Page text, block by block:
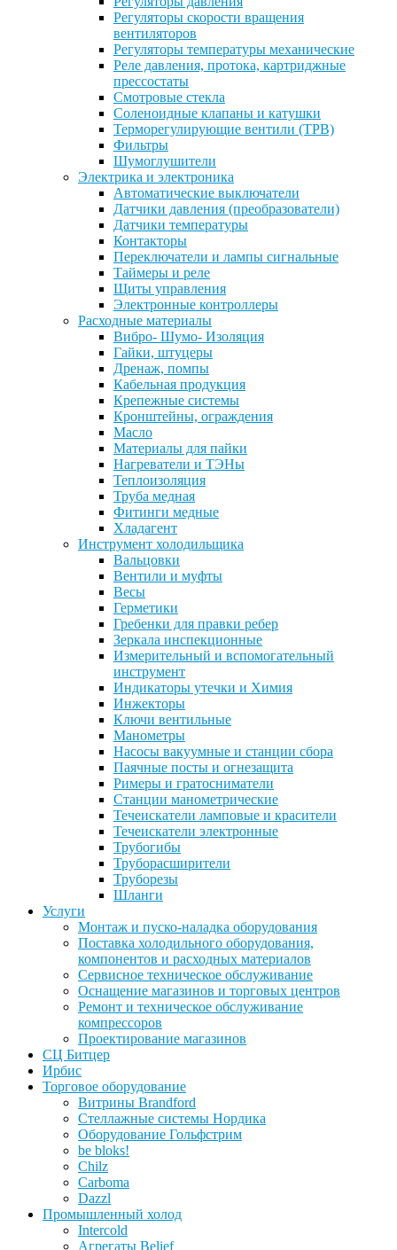
Регуляторы скорости вращения
вентиляторов
Регуляторы температуры механические
Реле давления, протока, картриджные
прессостаты
Смотровые стекла
Соленоидные клапаны и катушки
Терморегулирующие вентили (ТРВ)
Фильтры
Шумоглушители
Электрика и электроника
Автоматические выключатели
Датчики давления (преобразователи)
Датчики температуры
Контакторы
Переключатели и лампы сигнальные
Таймеры и реле
Щиты управления
Электронные контроллеры
Расходные материалы
Вибро- Шумо- Изоляция
Гайки, штуцеры
Дренаж, помпы
Кабельная продукция
Крепежные системы
Кронштейны, ограждения
Масло
Материалы для пайки
Нагреватели и ТЭНы
Теплоизоляция
Труба медная
Фитинги медные
Хладагент
Инструмент холодильщика
Вальцовки
Вентили и муфты
Весы
Герметики
Гребенки для правки ребер
Зеркала инспекционные
Измерительный и вспомогательный
инструмент
Индикаторы утечки и Химия
Инжекторы
Ключи вентильные
Манометры
Насосы вакуумные и станции сбора
Паячные посты и огнезащита
Римеры и гратосниматели
Станции манометрические
Течеискатели ламповые и красители
Течеискатели электронные
Трубогибы
Труборасширители
Труборезы
Шланги
Услуги
Монтаж и пуско-наладка оборудования
Поставка холодильного оборудования,
компонентов и расходных материалов
Сервисное техническое обслуживание
Оснащение магазинов и торговых центров
Ремонт и техническое обслуживание
компрессоров
Проектирование магазинов
СЦ Битцер
Ирбис
Торговое оборудование
Витрины Brandford
Стеллажные системы Нордика
Оборудование Гольфстрим
be bloks!
Chilz
Carboma
Dazzl
Промышленный холод
Intercold
Агрегаты Belief